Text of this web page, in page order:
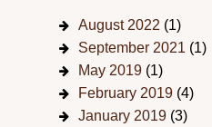
August 2022 (1)
September 2021 (1)
May 2019 (1)
February 2019 (4)
January 2019 (3)